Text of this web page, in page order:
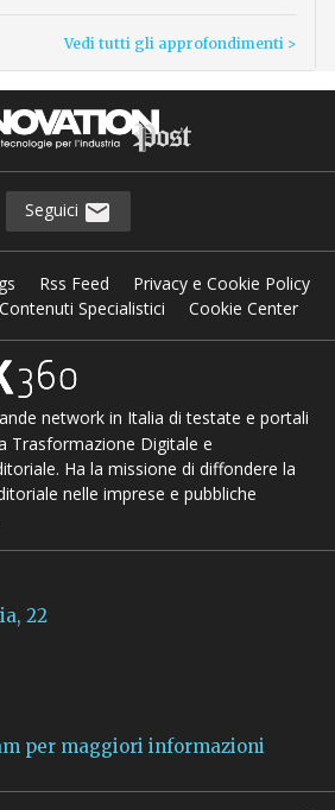
Vedi tutti gli approfondimenti >
Seguici
Rss Feed
Privacy e Cookie Policy
Specialistici
Cookie Center
network in Italia di testate e portali
Trasformazione Digitale e
Ha la missione di diffondere la
nelle imprese e pubbliche
22
per maggiori informazioni